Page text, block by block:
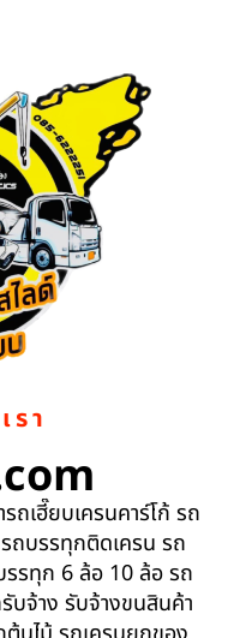
รา
ถเฮี๊ยบเครนคาร์โก้ รถ
ถบรรทุกติดเครน รถ
รรทุก 6 ล้อ 10 ล้อ รถ
บจ้าง รับจ้างขนสินค้า